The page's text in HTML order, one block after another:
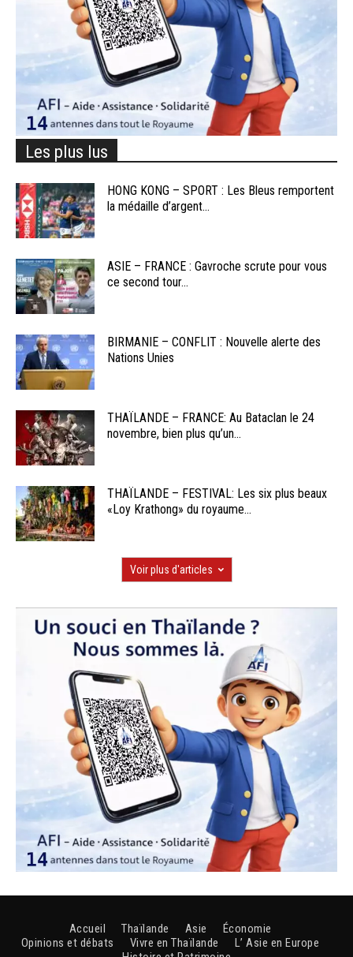
Les plus lus
HONG KONG – SPORT : Les Bleus remportent
la médaille d’argent...
ASIE – FRANCE : Gavroche scrute pour vous
ce second tour...
BIRMANIE – CONFLIT : Nouvelle alerte des
Nations Unies
THAÏLANDE – FRANCE: Au Bataclan le 24
novembre, bien plus qu’un...
THAÏLANDE – FESTIVAL: Les six plus beaux
«Loy Krathong» du royaume...
Voir plus d'articles
Accueil Thaïlande Asie
Économie
Opinions et débats
Vivre en Thaïlande
L’ Asie en Europe